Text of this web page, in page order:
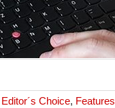
Editor´s Choice, Features